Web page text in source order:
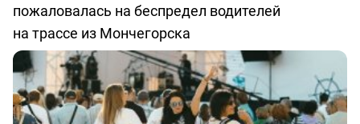
пожаловалась на беспредел водителей
на трассе из Мончегорска